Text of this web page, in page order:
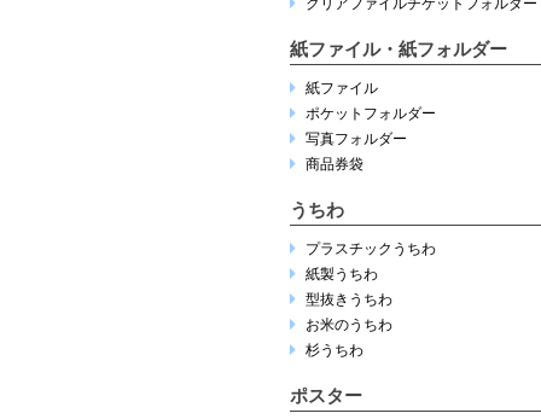
クリアファイルチケットフォルダー
紙ファイル・紙フォルダー
紙ファイル
ポケットフォルダー
写真フォルダー
商品券袋
うちわ
プラスチックうちわ
紙製うちわ
型抜きうちわ
お米のうちわ
杉うちわ
ポスター